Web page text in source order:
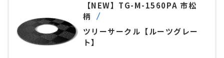
【NEW】TG-M-1560PA 市松
柄
ツリーサークル【ルーツグレー
ト】